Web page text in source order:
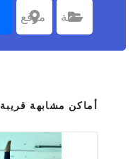
فئة
اختر الفئة موقع
اختر موقعا
أماكن مشابهة قريبة